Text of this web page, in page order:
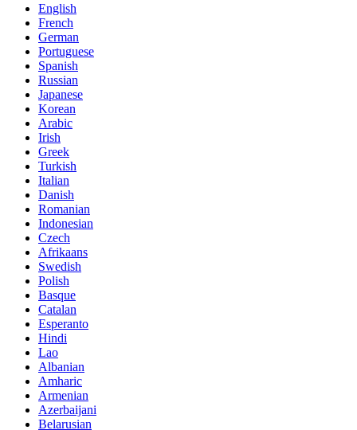
English
French
German
Portuguese
Spanish
Russian
Japanese
Korean
Arabic
Irish
Greek
Turkish
Italian
Danish
Romanian
Indonesian
Czech
Afrikaans
Swedish
Polish
Basque
Catalan
Esperanto
Hindi
Lao
Albanian
Amharic
Armenian
Azerbaijani
Belarusian